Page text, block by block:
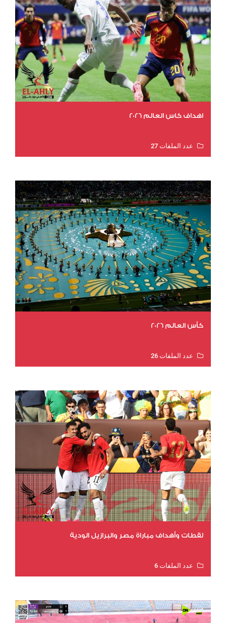
اهداف كاس العالم 2026
عدد الملفات 27
كأس العالم 2026
عدد الملفات 26
لقطات وأهداف مباراة مصر والبرازيل الودية
عدد الملفات 6